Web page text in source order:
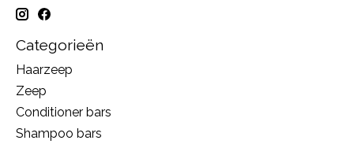
Categorieën
Haarzeep
Zeep
Conditioner bars
Shampoo bars